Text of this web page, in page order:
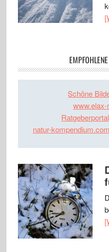
Schöne
natur-